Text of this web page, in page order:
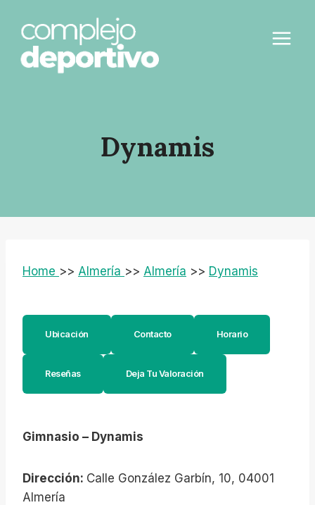
contenido
Dynamis
Home >> Almería >> Almería >> Dynamis
Ubicación Contacto Horario
Reseñas Deja Tu Valoración
Gimnasio – Dynamis
Dirección: Calle González Garbín, 10, 04001
Almería